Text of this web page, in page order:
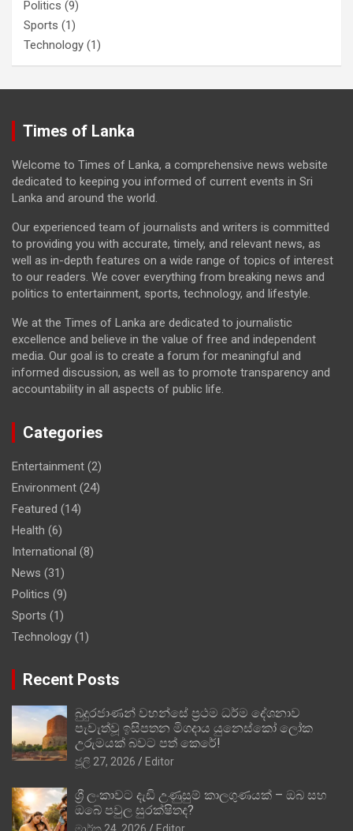
Politics (9)
Sports (1)
Technology (1)
Times of Lanka
Welcome to Times of Lanka, a comprehensive news website
dedicated to keeping you informed of current events in Sri
Lanka and around the world.
Our experienced team of journalists and writers is committed
to providing you with accurate, timely, and relevant news, as
well as in-depth features on a wide range of topics of interest
to our readers. We cover everything from breaking news and
politics to entertainment, sports, technology, and lifestyle.
We at the Times of Lanka are dedicated to journalistic
excellence and believe in the value of free and independent
media. Our goal is to create a forum for meaningful and
informed discussion, as well as to promote transparency and
accountability in all aspects of public life.
Categories
Entertainment (2)
Environment (24)
Featured (14)
Health (6)
International (8)
News (31)
Politics (9)
Sports (1)
Technology (1)
Recent Posts
බුදුරජාණන් වහන්සේ ප්‍රථම ධර්ම දේශනාව
පැවැත්වූ ඉසිපතන මිගදාය යුනෙස්කෝ ලෝක
උරුමයක් බවට පත් කෙරේ!
ජූලි 27, 2026 Editor
ශ්‍රී ලංකාවට දැඩි උණුසුම් කාලගුණයක් – ඔබ සහ
ඔබේ පවුල සුරක්ෂිතද?